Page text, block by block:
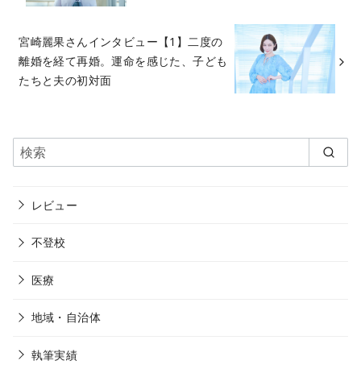
宮崎麗果さんインタビュー【1】二度の
離婚を経て再婚。運命を感じた、子ども
たちと夫の初対面
レビュー
不登校
医療
地域・自治体
執筆実績